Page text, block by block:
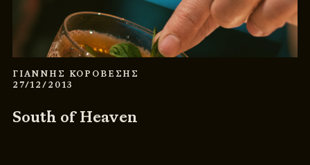
ΓΙΑΝΝΗΣ ΚΟΡΟΒΕΣΗΣ
27/12/2013
South of Heaven